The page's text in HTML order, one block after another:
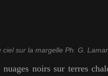
ciel sur la margelle Ph. G.
noirs sur terres